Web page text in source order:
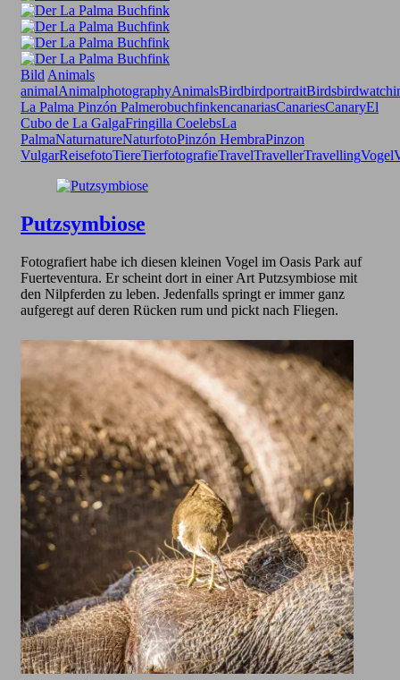
BildAnimals
animalAnimalphotographyAnimalsBirdbirdportraitBirds
La Palma Pinzón PalmerobuchfinkencanariasCanariesCanaryEl
Cubo de La GalgaFringilla CoelebsLa
PalmaNaturnatureNaturfotoPinzón HembraPinzon
VulgarReisefotoTiereTierfotografieTravelTravellerTravellingVogel
Putzsymbiose
Fotografiert habe ich diesen kleinen Vogel im Oasis Park auf
Fuerteventura. Er scheint dort in einer Art Putzsymbiose mit
den Nilpferden zu leben. Jedenfalls springt er immer ganz
aufgeregt auf deren Rücken rum und pickt nach Fliegen.